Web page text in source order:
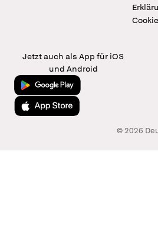
Jetzt auch als App für iOS
und Android
Jetzt bei Google Play
Laden im App Store
© 2026